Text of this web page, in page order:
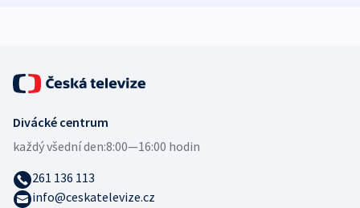
Divácké centrum
každý všední den:8:00—16:00 hodin
261 136 113
info@ceskatelevize.cz